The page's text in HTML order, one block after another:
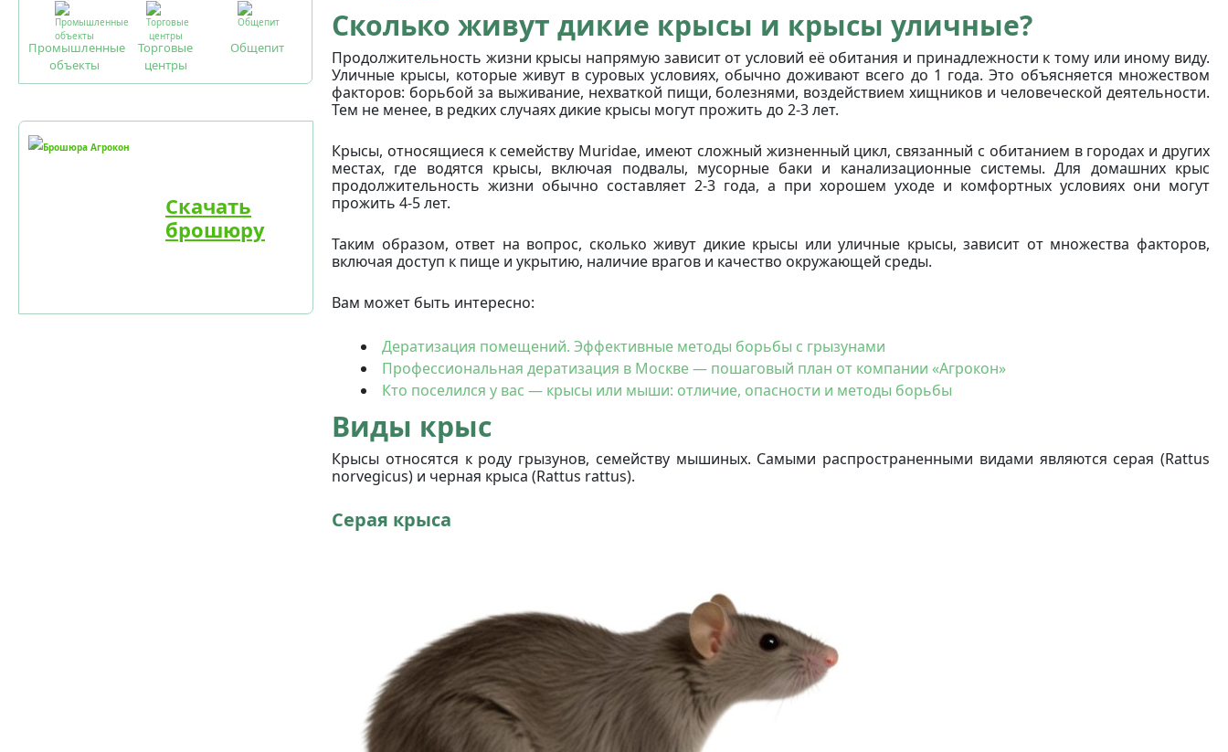
Промышленные
объекты
Торговые
центры
Общепит
Скачать
брошюру
Сколько живут дикие крысы и крысы уличные?
Продолжительность жизни крысы напрямую зависит от условий её обитания и принадлежности к тому или иному виду.
Уличные крысы, которые живут в суровых условиях, обычно доживают всего до 1 года. Это объясняется множеством
факторов: борьбой за выживание, нехваткой пищи, болезнями, воздействием хищников и человеческой деятельности.
Тем не менее, в редких случаях дикие крысы могут прожить до 2-3 лет.
Крысы, относящиеся к семейству Muridae, имеют сложный жизненный цикл, связанный с обитанием в городах и других
местах, где водятся крысы, включая подвалы, мусорные баки и канализационные системы. Для домашних крыс
продолжительность жизни обычно составляет 2-3 года, а при хорошем уходе и комфортных условиях они могут
прожить 4-5 лет.
Таким образом, ответ на вопрос, сколько живут дикие крысы или уличные крысы, зависит от множества факторов,
включая доступ к пище и укрытию, наличие врагов и качество окружающей среды.
Вам может быть интересно:
Дератизация помещений. Эффективные методы борьбы с грызунами
Профессиональная дератизация в Москве — пошаговый план от компании «Агрокон»
Кто поселился у вас — крысы или мыши: отличие, опасности и методы борьбы
Виды крыс
Крысы относятся к роду грызунов, семейству мышиных. Самыми распространенными видами являются серая (Rattus
norvegicus) и черная крыса (Rattus rattus).
Серая крыса